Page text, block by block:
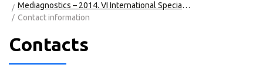
Mediagnostics – 2014. VI International Specialized Exhibition
Contact information
Contacts